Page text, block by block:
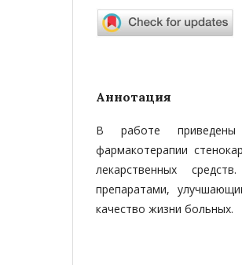
Аннотация
В работе приведены
фармакотерапии
лекарственных
препаратами,
качество жизни больных.